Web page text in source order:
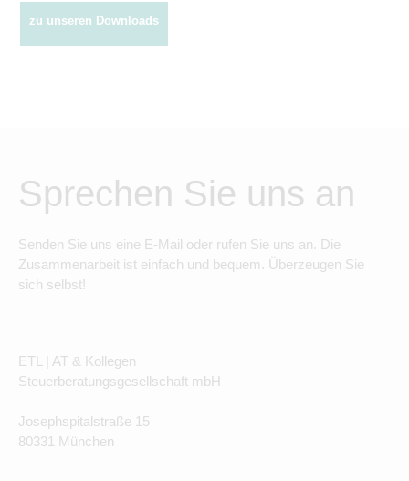
zu unseren Downloads
Sprechen Sie uns an
Senden Sie uns eine E-Mail oder rufen Sie uns an. Die
Zusammenarbeit ist einfach und bequem. Überzeugen Sie
sich selbst!
ETL | AT & Kollegen
Steuerberatungsgesellschaft mbH
Josephspitalstraße 15
80331 München